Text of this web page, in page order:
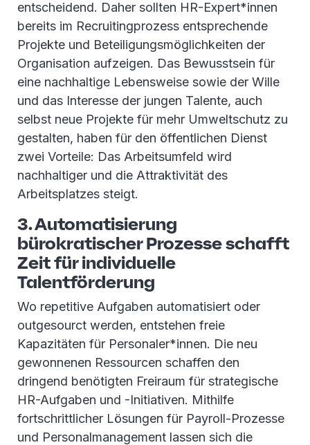
entscheidend. Daher sollten HR-Expert*innen
bereits im Recruitingprozess entsprechende
Projekte und Beteiligungsmöglichkeiten der
Organisation aufzeigen. Das Bewusstsein für
eine nachhaltige Lebensweise sowie der Wille
und das Interesse der jungen Talente, auch
selbst neue Projekte für mehr Umweltschutz zu
gestalten, haben für den öffentlichen Dienst
zwei Vorteile: Das Arbeitsumfeld wird
nachhaltiger und die Attraktivität des
Arbeitsplatzes steigt.
3. Automatisierung
bürokratischer Prozesse schafft
Zeit für individuelle
Talentförderung
Wo repetitive Aufgaben automatisiert oder
outgesourct werden, entstehen freie
Kapazitäten für Personaler*innen. Die neu
gewonnenen Ressourcen schaffen den
dringend benötigten Freiraum für strategische
HR-Aufgaben und -Initiativen. Mithilfe
fortschrittlicher Lösungen für Payroll-Prozesse
und Personalmanagement lassen sich die